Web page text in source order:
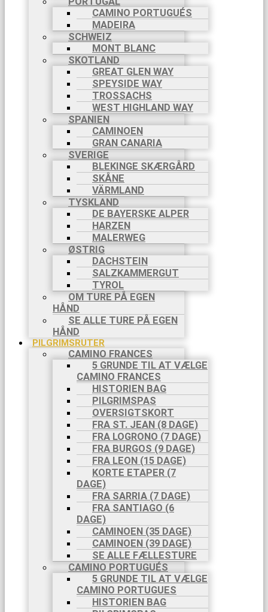
CAMINO PORTUGUÉS
MADEIRA
SCHWEIZ
MONT BLANC
SKOTLAND
GREAT GLEN WAY
SPEYSIDE WAY
TROSSACHS
WEST HIGHLAND WAY
SPANIEN
CAMINOEN
GRAN CANARIA
SVERIGE
BLEKINGE SKÆRGÅRD
SKÅNE
VÄRMLAND
TYSKLAND
DE BAYERSKE ALPER
HARZEN
MALERWEG
ØSTRIG
DACHSTEIN
SALZKAMMERGUT
TYROL
OM TURE PÅ EGEN
HÅND
SE ALLE TURE PÅ EGEN
HÅND
PILGRIMSRUTER
CAMINO FRANCES
5 GRUNDE TIL AT VÆLGE
CAMINO FRANCES
HISTORIEN BAG
PILGRIMSPAS
OVERSIGTSKORT
FRA ST. JEAN (8 DAGE)
FRA LOGRONO (7 DAGE)
FRA BURGOS (9 DAGE)
FRA LEON (15 DAGE)
KORTE ETAPER (7
DAGE)
FRA SARRIA (7 DAGE)
FRA SANTIAGO (6
DAGE)
CAMINOEN (35 DAGE)
CAMINOEN (39 DAGE)
SE ALLE FÆLLESTURE
CAMINO PORTUGUÉS
5 GRUNDE TIL AT VÆLGE
CAMINO PORTUGUES
HISTORIEN BAG